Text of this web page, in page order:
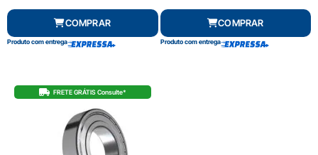
COMPRAR
Produto com entrega
COMPRAR
Produto com entrega
FRETE GRÁTIS Consulte*